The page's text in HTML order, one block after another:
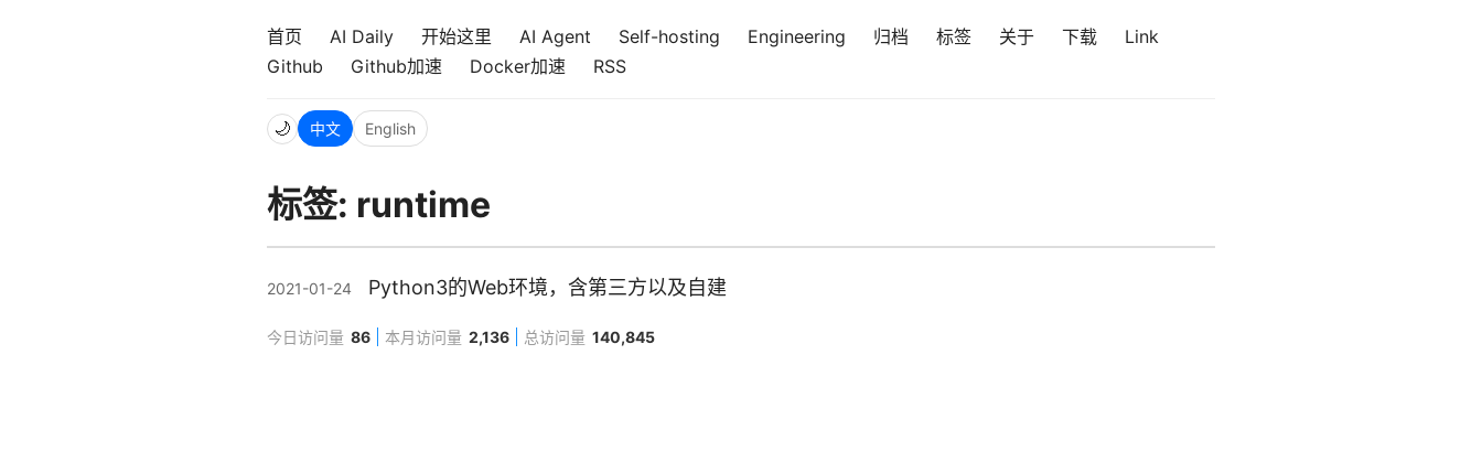
首页 AI Daily 开始这里 AI Agent Self-hosting Engineering 归档 标签 关于 下载
Link
Github
Github加速 Docker加速 RSS
🌙 中文 English
标签: runtime
2021-01-24 Python3的Web环境，含第三方以及自建
今日访问量 86 本月访问量 2,136 总访问量 140,845